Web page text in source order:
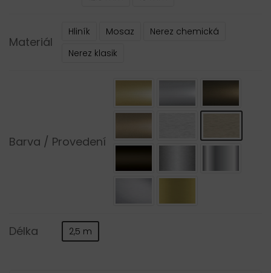
Materiál
Hliník Mosaz
Nerez chemická
Nerez klasik
Barva / Provedení
Délka 2,5 m